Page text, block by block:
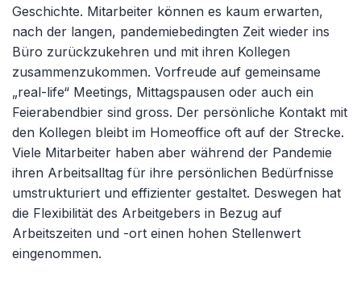
Geschichte. Mitarbeiter können es kaum erwarten,
nach der langen, pandemiebedingten Zeit wieder ins
Büro zurückzukehren und mit ihren Kollegen
zusammenzukommen. Vorfreude auf gemeinsame
„real-life“ Meetings, Mittagspausen oder auch ein
Feierabendbier sind gross. Der persönliche Kontakt mit
den Kollegen bleibt im Homeoffice oft auf der Strecke.
Viele Mitarbeiter haben aber während der Pandemie
ihren Arbeitsalltag für ihre persönlichen Bedürfnisse
umstrukturiert und effizienter gestaltet. Deswegen hat
die Flexibilität des Arbeitgebers in Bezug auf
Arbeitszeiten und -ort einen hohen Stellenwert
eingenommen.